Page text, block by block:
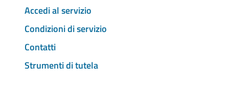
Accedi al servizio
Condizioni di servizio
Contatti
Strumenti di tutela